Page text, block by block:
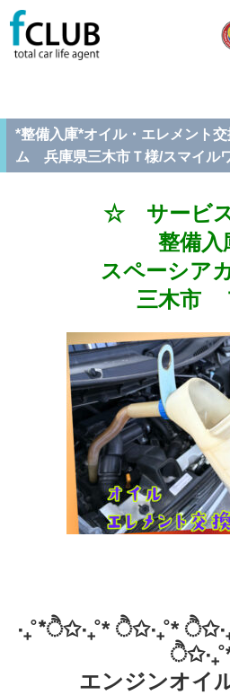
ホーム
*整備入庫*オイル・エレメント交換
三木市Ｔ様/スマイルワン
*整備入庫*オイル・エレメント
ム 兵庫県三木市Ｔ様/スマイル
☆ サービ
整備入
スペーシア
三木市
‧₊˚*ੈ✩‧₊˚* ੈ✩‧₊˚*
エンジンオイ